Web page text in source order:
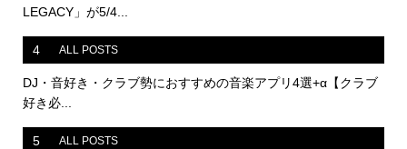
LEGACY」が5/4...
4 ALL POSTS
DJ・音好き・クラブ勢におすすめの音楽アプリ4選+α【クラブ
好き必...
5 ALL POSTS